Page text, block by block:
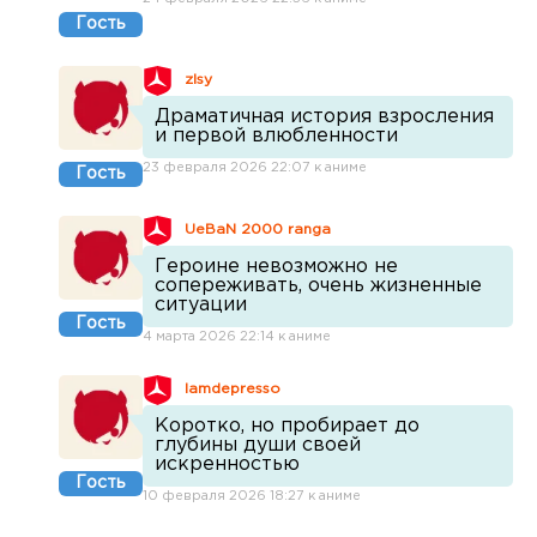
Гость
Гость
zlsy
Драматичная история взросления
и первой влюбленности
23 февраля 2026 22:07 к аниме
Гость
UeBaN 2000 ranga
Героине невозможно не
сопереживать, очень жизненные
ситуации
4 марта 2026 22:14 к аниме
Гость
Iamdepresso
Коротко, но пробирает до
глубины души своей
искренностью
10 февраля 2026 18:27 к аниме